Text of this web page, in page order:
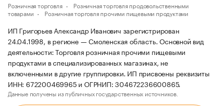
Розничная торговля
Розничная торговля продовольственными
товарами
Розничная торговля прочими пищевыми продуктами
ИП Григорьев Александр Иванович зарегистрирован
24.04.1998, в регионе — Смоленская область. Основной вид
деятельности: Торговля розничная прочими пищевыми
продуктами в специализированных магазинах, не
включенными в другие группировки. ИП присвоены реквизиты
ИНН: 672200469965 и ОГРНИП: 304672236600865.
Данные получены из публичных государственных источников.